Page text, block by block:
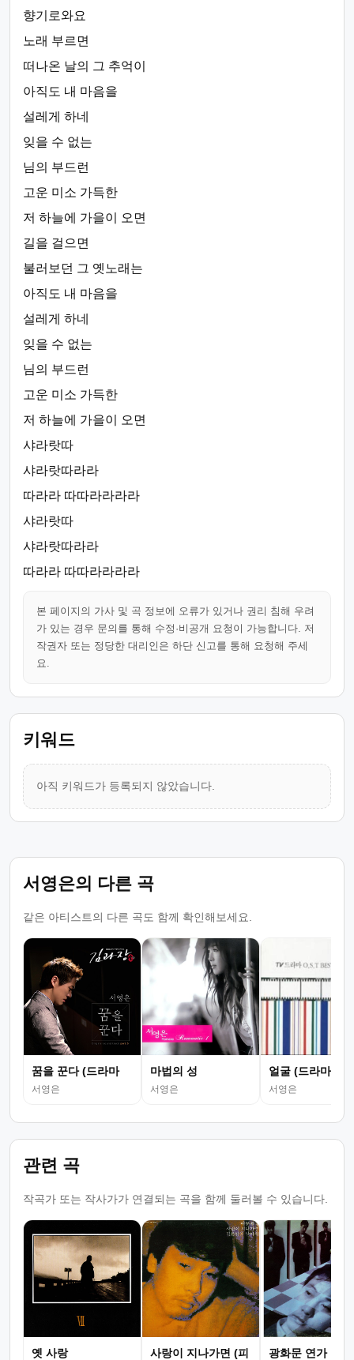
향기로와요
노래 부르면
떠나온 날의 그 추억이
아직도 내 마음을
설레게 하네
잊을 수 없는
님의 부드런
고운 미소 가득한
저 하늘에 가을이 오면
길을 걸으면
불러보던 그 옛노래는
아직도 내 마음을
설레게 하네
잊을 수 없는
님의 부드런
고운 미소 가득한
저 하늘에 가을이 오면
샤라랏따
샤라랏따라라
따라라 따따라라라라
샤라랏따
샤라랏따라라
따라라 따따라라라라
본 페이지의 가사 및 곡 정보에 오류가 있거나 권리 침해 우려
가 있는 경우 문의를 통해 수정·비공개 요청이 가능합니다. 저
작권자 또는 정당한 대리인은 하단 신고를 통해 요청해 주세
요.
키워드
아직 키워드가 등록되지 않았습니다.
서영은의 다른 곡
같은 아티스트의 다른 곡도 함께 확인해보세요.
꿈을 꾼다 (드라마
서영은
마법의 성
서영은
얼굴 (드라마
서영은
관련 곡
작곡가 또는 작사가가 연결되는 곡을 함께 둘러볼 수 있습니다.
옛 사랑
사랑이 지나가면 (피
광화문 연가